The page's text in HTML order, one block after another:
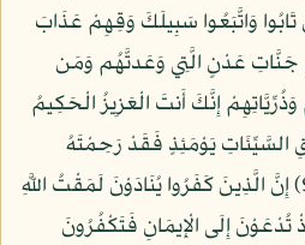
وَاتَّبَعُوا سَبِيلَكَ وَقِهِمْ عَذَابَ
جَنَّاتِ عَدْنٍ الَّتِي وَعَدتَّهُم وَمَن
إِنَّكَ أَنتَ الْعَزِيزُ الْحَكِيمُ
السَّيِّئَاتِ يَوْمَئِذٍ فَقَدْ رَحِمْتَهُ
وَذَلِكَ هُوَ الْفَوْزُ الْعَظِيمُ (9) إِنَّ الَّذِينَ كَفَرُوا يُنَادَوْنَ لَمَقْتُ اللَّهِ
إِلَى الْإِيمَانِ فَتَكْفُرُونَ